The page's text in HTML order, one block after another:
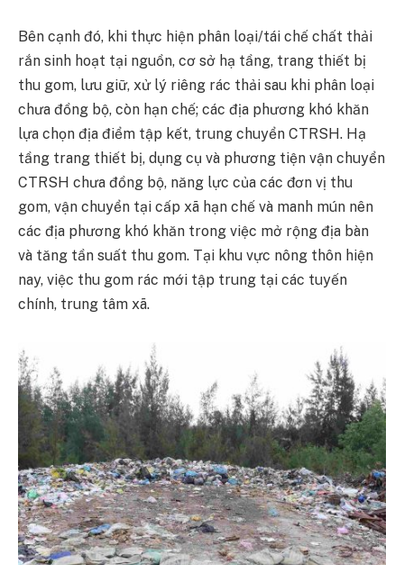
Bên cạnh đó, khi thực hiện phân loại/tái chế chất thải
rắn sinh hoạt tại nguồn, cơ sở hạ tầng, trang thiết bị
thu gom, lưu giữ, xử lý riêng rác thải sau khi phân loại
chưa đồng bộ, còn hạn chế; các địa phương khó khăn
lựa chọn địa điểm tập kết, trung chuyển CTRSH. Hạ
tầng trang thiết bị, dụng cụ và phương tiện vận chuyển
CTRSH chưa đồng bộ, năng lực của các đơn vị thu
gom, vận chuyển tại cấp xã hạn chế và manh mún nên
các địa phương khó khăn trong việc mở rộng địa bàn
và tăng tần suất thu gom. Tại khu vực nông thôn hiện
nay, việc thu gom rác mới tập trung tại các tuyến
chính, trung tâm xã.